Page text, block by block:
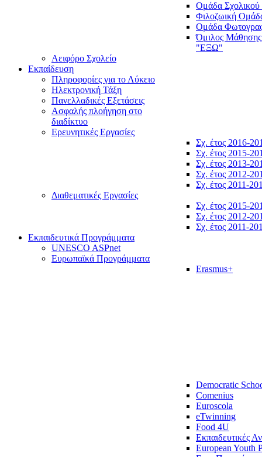
Ομάδα
Φιλοζωική
Ομάδα
Όμιλος Μάθησης
"ΕΞΩ"
Αειφόρο Σχολείο
Εκπαίδευση
Πληροφορίες για το Λύκειο
Ηλεκτρονική Τάξη
Πανελλαδικές Εξετάσεις
Ασφαλής πλοήγηση στο
διαδίκτυο
Ερευνητικές Εργασίες
Σχ. έτος 2016-
Σχ. έτος 2015-
Σχ. έτος 2013-
Σχ. έτος 2012-
Σχ. έτος 2011-
Διαθεματικές Εργασίες
Σχ. έτος 2015-
Σχ. έτος 2012-
Σχ. έτος 2011-
Εκπαιδευτικά Προγράμματα
UNESCO ASPnet
Ευρωπαϊκά Προγράμματα
Erasmus+
Democratic
Comenius
Euroscola
eTwinning
Food 4U
Εκπαιδευτικές
European Youth